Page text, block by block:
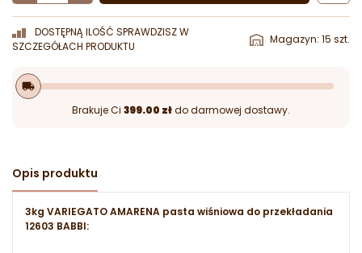
DOSTĘPNĄ ILOŚĆ SPRAWDZISZ W
SZCZEGÓŁACH PRODUKTU
Magazyn: 15 szt.
local_shipping
Brakuje Ci 399.00 złdo darmowej dostawy.
Opis produktu
3kg VARIEGATO AMARENA pasta wiśniowa do przekładania
12603 BABBI: